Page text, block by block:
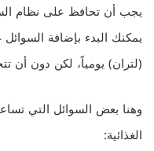
(لتران) يومياً، لكن دون أن تتجاوز 100 ميلي
وهنا بعض السوائل التي
الغذائية: